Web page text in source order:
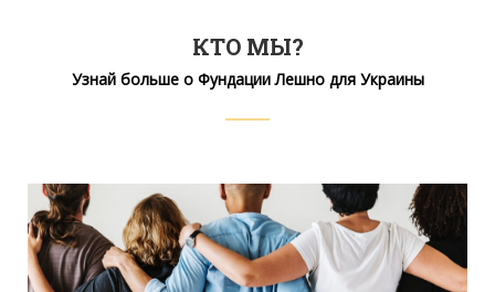
КТО МЫ?
Узнай больше о Фундации Лешно для Украины